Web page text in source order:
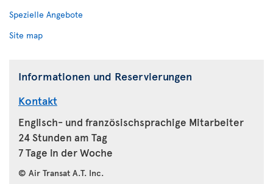
Spezielle Angebote
Site map
Informationen und Reservierungen
Kontakt
Englisch- und französischsprachige Mitarbeiter
24 Stunden am Tag
7 Tage in der Woche
© Air Transat A.T. Inc.